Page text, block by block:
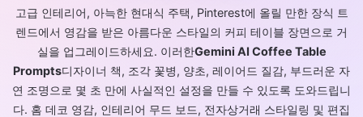
고급 인테리어, 아늑한 현대식 주택, Pinterest에 올릴 만한 장식 트
렌드에서 영감을 받은 아름다운 스타일의 커피 테이블 장면으로 거
실을 업그레이드하세요. 이러한Gemini AI Coffee Table
Prompts디자이너 책, 조각 꽃병, 양초, 레이어드 질감, 부드러운 자
연 조명으로 몇 초 만에 사실적인 설정을 만들 수 있도록 도와드립니
다. 홈 데코 영감, 인테리어 무드 보드, 전자상거래 스타일링 및 편집